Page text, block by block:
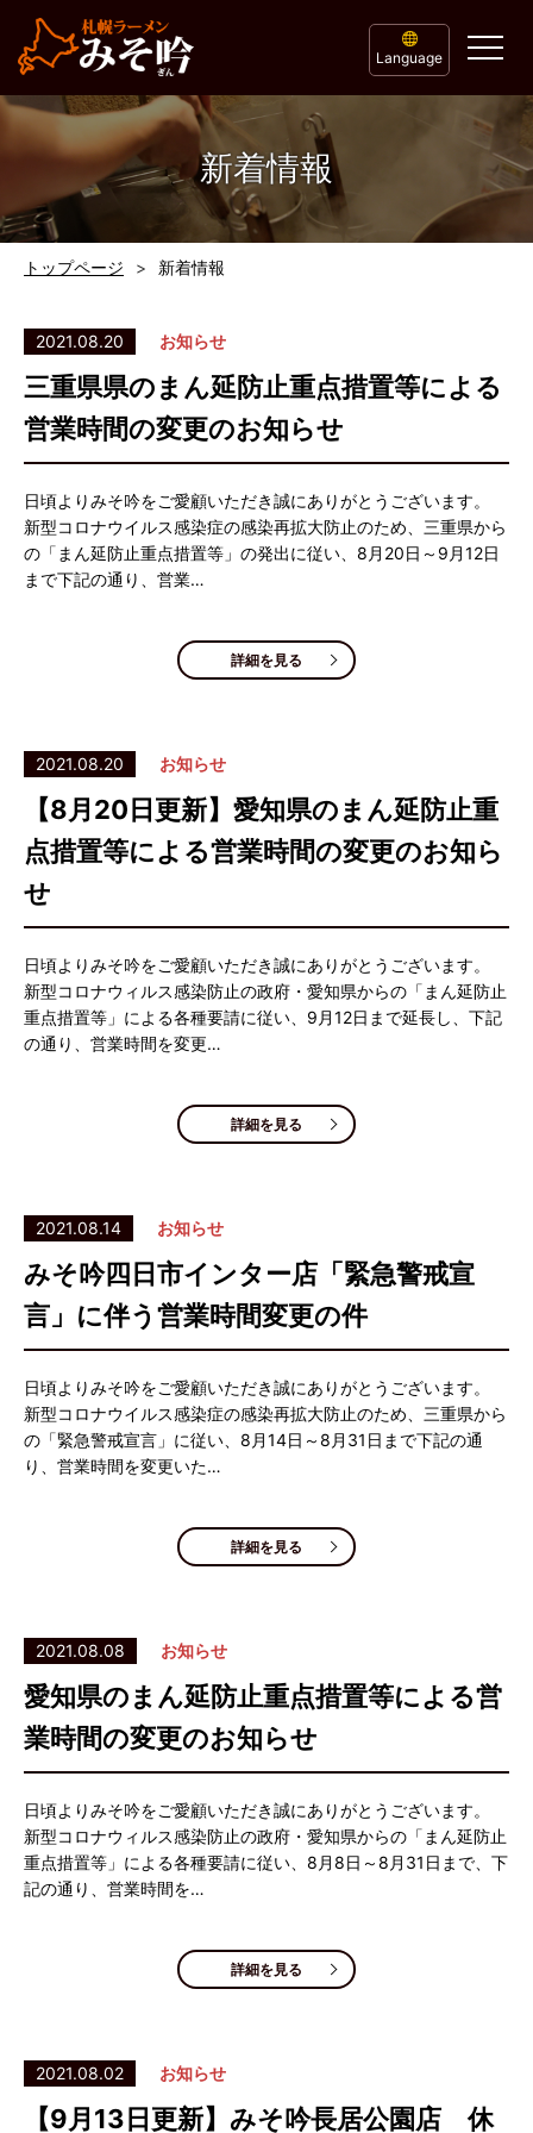
Language
新着情報
トップページ 新着情報
2021.08.20 お知らせ
三重県県のまん延防止重点措置等による
営業時間の変更のお知らせ
日頃よりみそ吟をご愛顧いただき誠にありがとうございます。
新型コロナウイルス感染症の感染再拡大防止のため、三重県から
の「まん延防止重点措置等」の発出に従い、8月20日～9月12日
まで下記の通り、営業…
詳細を見る
2021.08.20 お知らせ
【8月20日更新】愛知県のまん延防止重
点措置等による営業時間の変更のお知ら
せ
日頃よりみそ吟をご愛顧いただき誠にありがとうございます。
新型コロナウィルス感染防止の政府・愛知県からの「まん延防止
重点措置等」による各種要請に従い、9月12日まで延長し、下記
の通り、営業時間を変更…
詳細を見る
2021.08.14 お知らせ
みそ吟四日市インター店「緊急警戒宣
言」に伴う営業時間変更の件
日頃よりみそ吟をご愛顧いただき誠にありがとうございます。
新型コロナウイルス感染症の感染再拡大防止のため、三重県から
の「緊急警戒宣言」に従い、8月14日～8月31日まで下記の通
り、営業時間を変更いた…
詳細を見る
2021.08.08 お知らせ
愛知県のまん延防止重点措置等による営
業時間の変更のお知らせ
日頃よりみそ吟をご愛顧いただき誠にありがとうございます。
新型コロナウィルス感染防止の政府・愛知県からの「まん延防止
重点措置等」による各種要請に従い、8月8日～8月31日まで、下
記の通り、営業時間を…
詳細を見る
2021.08.02 お知らせ
【9月13日更新】みそ吟長居公園店 休